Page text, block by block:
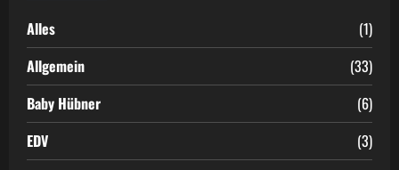
Alles
(1)
Allgemein
(33)
Baby Hübner
(6)
EDV
(3)